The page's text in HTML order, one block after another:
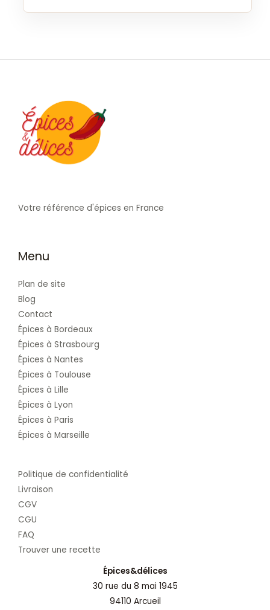
Votre référence d'épices en France
Menu
Plan de site
Blog
Contact
Épices à Bordeaux
Épices à Strasbourg
Épices à Nantes
Épices à Toulouse
Épices à Lille
Épices à Lyon
Épices à Paris
Épices à Marseille
Politique de confidentialité
Livraison
CGV
CGU
FAQ
Trouver une recette
Épices&délices
30 rue du 8 mai 1945
94110 Arcueil